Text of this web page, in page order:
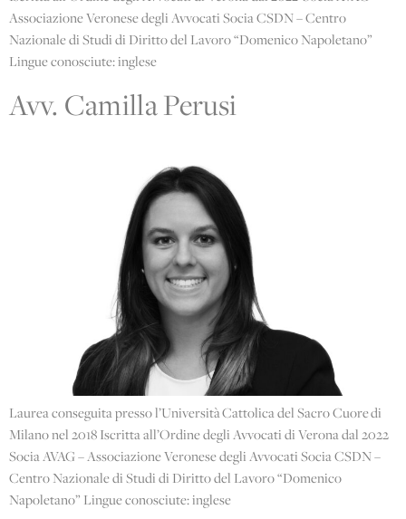
Associazione Veronese degli Avvocati Socia CSDN – Centro
Nazionale di Studi di Diritto del Lavoro “Domenico Napoletano”
Lingue conosciute: inglese
Avv. Camilla Perusi
Laurea conseguita presso l’Università Cattolica del Sacro Cuore di
Milano nel 2018 Iscritta all’Ordine degli Avvocati di Verona dal 2022
Socia AVAG – Associazione Veronese degli Avvocati Socia CSDN –
Centro Nazionale di Studi di Diritto del Lavoro “Domenico
Napoletano” Lingue conosciute: inglese